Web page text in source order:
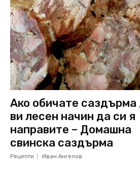
Ако обичате саздърма
ви лесен начин да си я
направите – Домашна
свинска саздърма
Рецепти Иван Ангелов